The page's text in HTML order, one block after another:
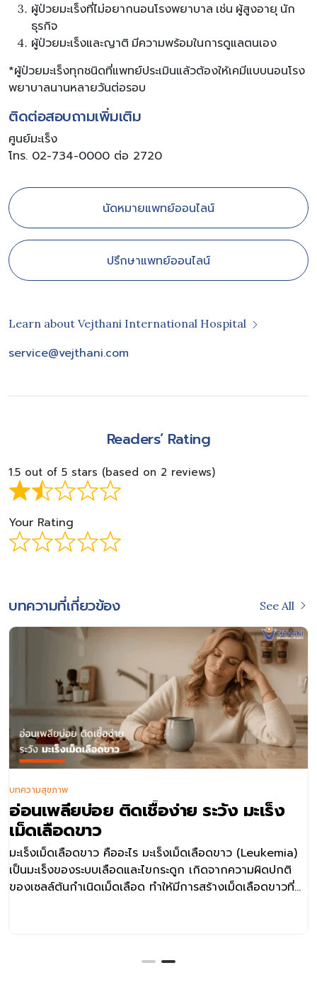
ผู้ป่วยมะเร็งที่ไม่อยากนอนโรงพยาบาล เช่น ผู้สูงอายุ นัก
ธุรกิจ
ผู้ป่วยมะเร็งและญาติ มีความพร้อมในการดูแลตนเอง
*ผู้ป่วยมะเร็งทุกชนิดที่แพทย์ประเมินแล้วต้องให้เคมีแบบนอนโรง
พยาบาลนานหลายวันต่อรอบ
ติดต่อสอบถามเพิ่มเติม
ศูนย์มะเร็ง
โทร. 02-734-0000 ต่อ 2720
นัดหมายแพทย์ออนไลน์
ปรึกษาแพทย์ออนไลน์
Learn about Vejthani International Hospital
service@vejthani.com
Readers’ Rating
1.5 out of 5 stars (based on 2 reviews)
Your Rating
บทความที่เกี่ยวข้อง See All
อ่อนเพลียบ่อย ติดเชื้อง่าย ระวัง มะเร็ง
เม็ดเลือดขาว
มะเร็งเม็ดเลือดขาว คืออะไร มะเร็งเม็ดเลือดขาว (Leukemia)
เป็นมะเร็งของระบบเลือดและไขกระดูก เกิดจากความผิดปกติ
ของเซลล์ต้นกำเนิดเม็ดเลือด ทำให้มีการสร้างเม็ดเลือดขาวที่
บทความสุขภาพ